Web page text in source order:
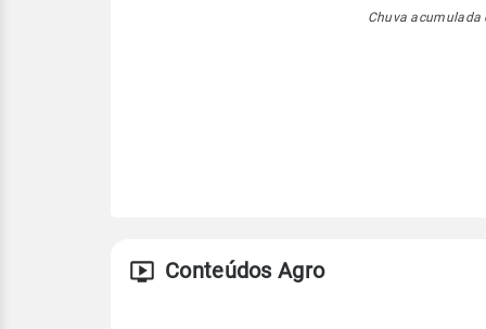
Chuva
Conteúdos Agro